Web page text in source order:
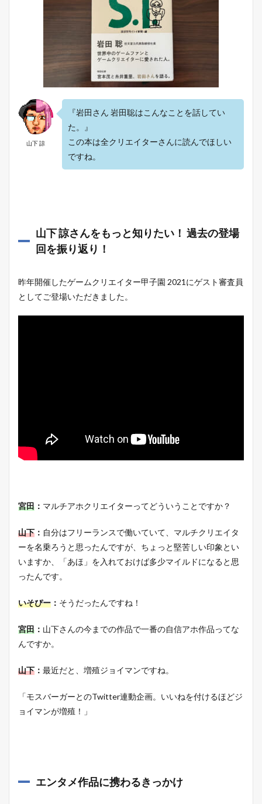
山下 諒
『岩田さん 岩田聡はこんなことを話してい
た。』
この本は全クリエイターさんに読んでほしい
ですね。
山下 諒さんをもっと知りたい！ 過去の登場
回を振り返り！
昨年開催したゲームクリエイター甲子園 2021にゲスト審査員
としてご登場いただきました。
宮田 ： マルチアホクリエイターってどういうことですか？
山下 ： 自分はフリーランスで働いていて、マルチクリエイタ
ーを名乗ろうと思ったんですが、ちょっと堅苦しい印象とい
いますか、「あほ」を入れておけば多少マイルドになると思
ったんです。
いそぴー ： そうだったんですね！
宮田 ： 山下さんの今までの作品で一番の自信アホ作品ってな
んですか。
山下 ： 最近だと、増殖ジョイマンですね。
「モスバーガーとのTwitter連動企画。いいねを付けるほどジ
ョイマンが増殖！」
エンタメ作品に携わるきっかけ